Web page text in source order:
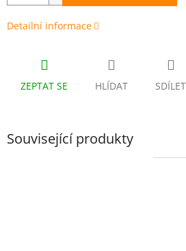
Detailní informace
ZEPTAT SE HLÍDAT SDÍLET
Související produkty